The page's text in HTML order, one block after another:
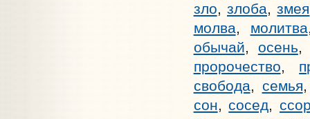
зло, злоба,змея
молва, молитва
обычай, осень
пророчество,
свобода, семья
сон, сосед,